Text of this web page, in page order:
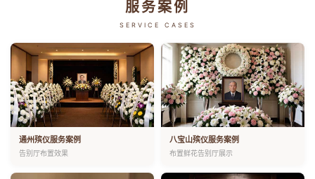
服务案例
SERVICE CASES
通州殡仪服务案例
告别厅布置效果
八宝山殡仪服务案例
布置鲜花告别厅展示